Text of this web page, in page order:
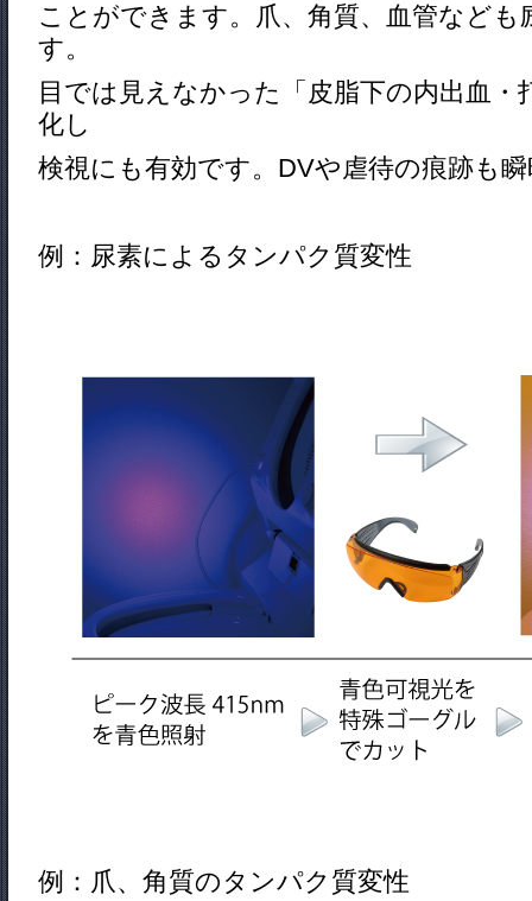
ことができます。爪、角質、血管なども
す。
目では見えなかった「皮脂下の内出血・
化し
検視にも有効です。DVや虐待の痕跡も
例：尿素によるタンパク質変性
例：爪、角質のタンパク質変性